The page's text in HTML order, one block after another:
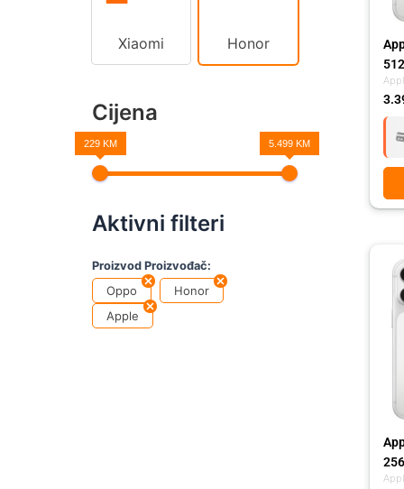
Xiaomi Honor
Cijena
229 KM 5.499 KM
Aktivni filteri
Proizvod Proizvođač:
Oppo
Honor
Apple